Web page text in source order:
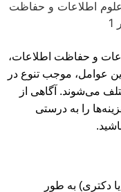
و حفاظت اطلاعات،
عوامل، موجب تنوع در
می‌شوند. آگاهی از
را به درستی
دکتری) به طور